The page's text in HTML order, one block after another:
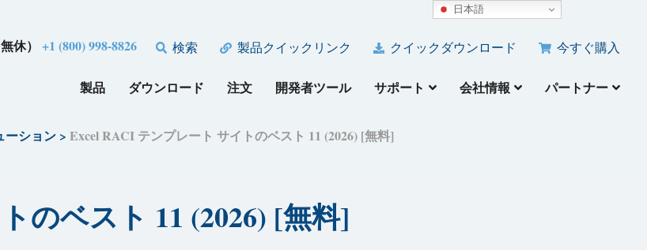
休）+1 (800) 998-8826 検索 製品クイックリンク クイックダウンロード 今すぐ購入
製品 ダウンロード 注文 開発者ツール サポート 会社情報 パートナー
ーション> Excel RACI テンプレート サイトのベスト 11 (2026) [無料]
のベスト 11 (2026) [無料]
日本語